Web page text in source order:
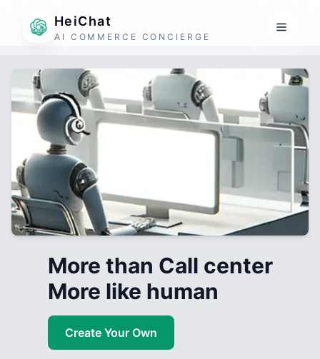
HeiChat
AI COMMERCE CONCIERGE
More than Call center
More like human
Create Your Own